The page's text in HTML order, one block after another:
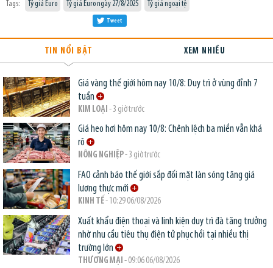
Tags: Tỷ giá Euro Tỷ giá Euro ngày 27/8/2025 Tỷ giá ngoại tệ
Tweet
TIN NỔI BẬT XEM NHIỀU
Giá vàng thế giới hôm nay 10/8: Duy trì ở vùng đỉnh 7
tuần
KIM LOẠI - 3 giờ trước
Giá heo hơi hôm nay 10/8: Chênh lệch ba miền vẫn khá
rõ
NÔNG NGHIỆP- 3 giờ trước
FAO cảnh báo thế giới sắp đối mặt làn sóng tăng giá
lương thực mới
KINH TẾ- 10:29 06/08/2026
Xuất khẩu điện thoại và linh kiện duy trì đà tăng trưởng
nhờ nhu cầu tiêu thụ điện tử phục hồi tại nhiều thị
trường lớn
THƯƠNG MẠI - 09:06 06/08/2026